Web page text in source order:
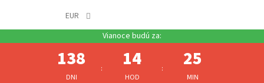
138
DNI
: 14
HOD
: 25
MIN
EUR